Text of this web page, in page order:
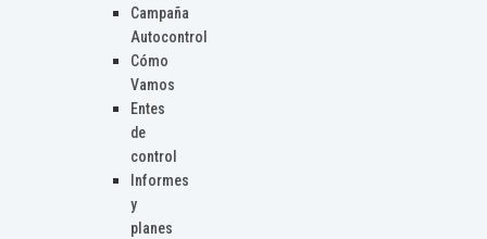
Campaña
Autocontrol
Cómo
Vamos
Entes
de
control
Informes
y
planes